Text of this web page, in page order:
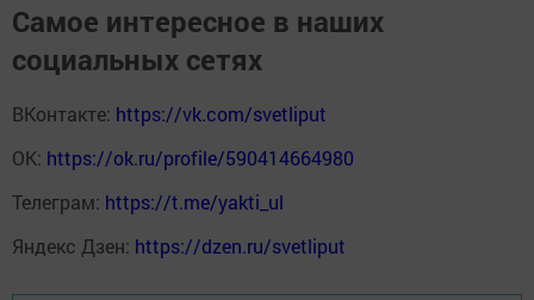
Самое интересное в наших
социальных сетях
ВКонтакте: https://vk.com/svetliput
ОК: https://ok.ru/profile/590414664980
Телеграм: https://t.me/yakti_ul
Яндекс Дзен: https://dzen.ru/svetliput